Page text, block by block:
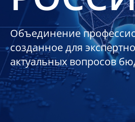
Объединение
созданное для
актуальных вопросов